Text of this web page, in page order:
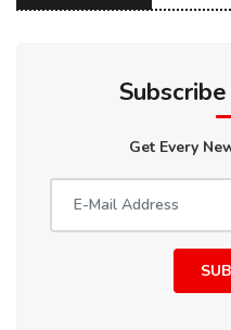
Get Every